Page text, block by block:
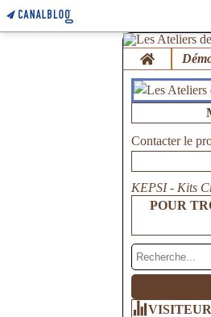
Home
Contacter le
KEPSI - Kits
POUR